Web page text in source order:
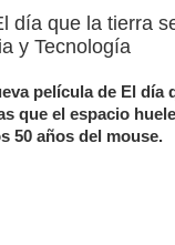
día que la tierra
y Tecnología
película de El día
que el espacio
50 años del mouse.